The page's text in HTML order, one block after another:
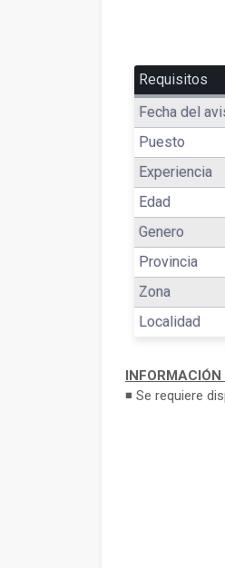
Requisitos
Fecha del
Puesto
Experiencia
Edad
Genero
Provincia
Zona
Localidad
◾ Se requiere